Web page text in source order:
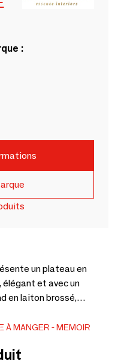
:
un plateau en
élégant et avec un
en laiton brossé,
organique, avec une
esprit vers les motifs
jardins en pierre. Cette
de scène à votre
À MANGER
MEMOIR